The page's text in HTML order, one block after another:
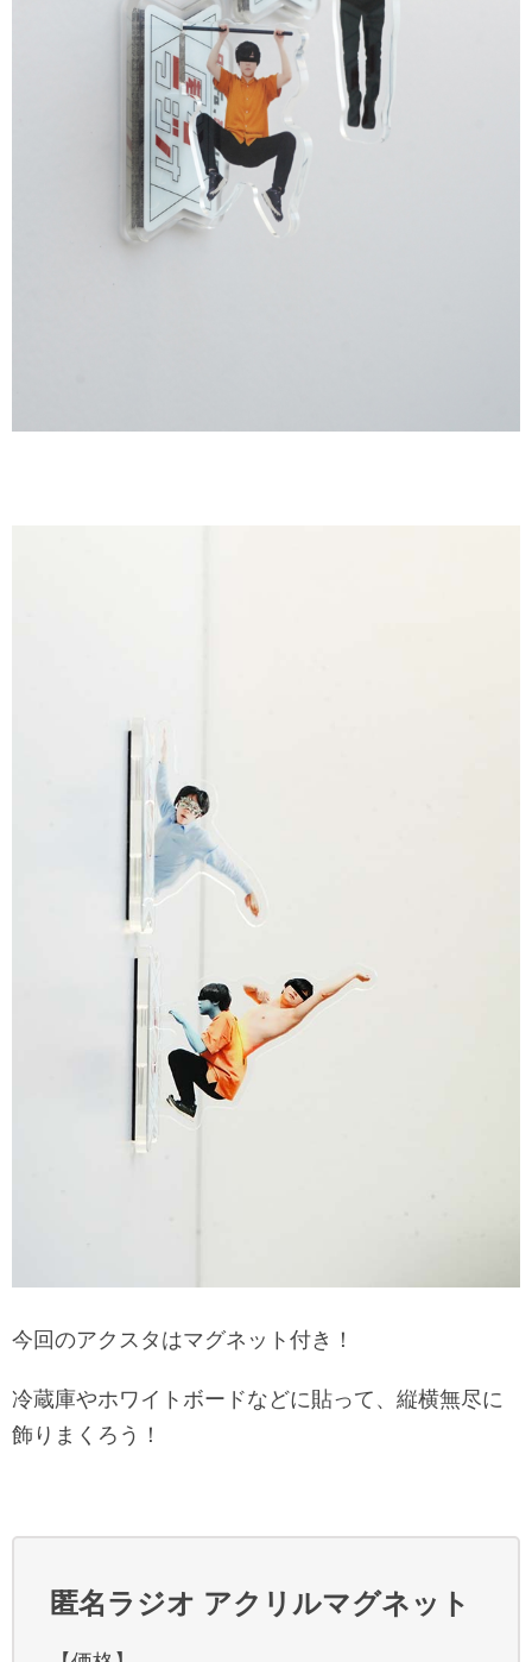
今回のアクスタはマグネット付き！
冷蔵庫やホワイトボードなどに貼って、縦横無尽に
飾りまくろう！
匿名ラジオ アクリルマグネット